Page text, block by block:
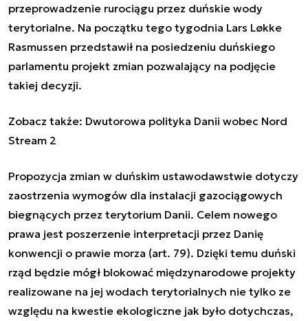
przeprowadzenie rurociągu przez duńskie wody
terytorialne. Na początku tego tygodnia Lars Løkke
Rasmussen przedstawił na posiedzeniu duńskiego
parlamentu projekt zmian pozwalający na podjęcie
takiej decyzji.
Zobacz także: Dwutorowa polityka Danii wobec Nord
Stream 2
Propozycja zmian w duńskim ustawodawstwie dotyczy
zaostrzenia wymogów dla instalacji gazociągowych
biegnących przez terytorium Danii. Celem nowego
prawa jest poszerzenie interpretacji przez Danię
konwencji o prawie morza (art. 79). Dzięki temu duński
rząd będzie mógł blokować międzynarodowe projekty
realizowane na jej wodach terytorialnych nie tylko ze
względu na kwestie ekologiczne jak było dotychczas,